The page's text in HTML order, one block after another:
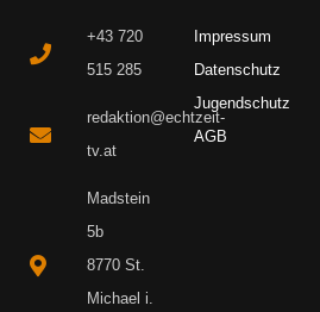
+43 720
515 285
redaktion@echtzeit-
tv.at
Madstein
5b
8770 St.
Michael i.
Impressum
Datenschutz
Jugendschutz
AGB